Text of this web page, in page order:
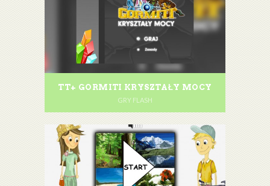
TT+ GORMITI KRYSZTAŁY MOCY
GRY FLASH